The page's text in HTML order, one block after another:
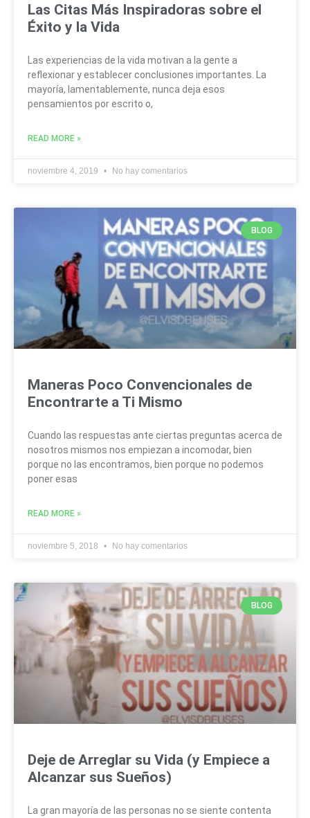
Las Citas Más Inspiradoras sobre el
Éxito y la Vida
Las experiencias de la vida motivan a la gente a
reflexionar y establecer conclusiones importantes. La
mayoría, lamentablemente, nunca deja esos
pensamientos por escrito o,
READ MORE »
noviembre 4, 2019 No hay comentarios
BLOG
Maneras Poco Convencionales de
Encontrarte a Ti Mismo
Cuando las respuestas ante ciertas preguntas acerca de
nosotros mismos nos empiezan a incomodar, bien
porque no las encontramos, bien porque no podemos
poner esas
READ MORE »
noviembre 5, 2018 No hay comentarios
BLOG
Deje de Arreglar su Vida (y Empiece a
Alcanzar sus Sueños)
La gran mayoría de las personas no se siente contenta